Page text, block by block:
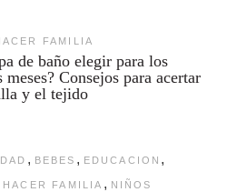
FAMILIA
de baño elegir para los
Consejos para acertar
y el tejido
, BEBES , EDUCACION ,
HACER FAMILIA , NIÑOS